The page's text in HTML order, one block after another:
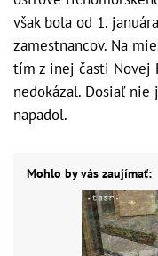
však bola od 1.
zamestnancov. Na
tím z inej časti Novej
nedokázal. Dosiaľ nie
napadol.
Mohlo by vás zaujímať: